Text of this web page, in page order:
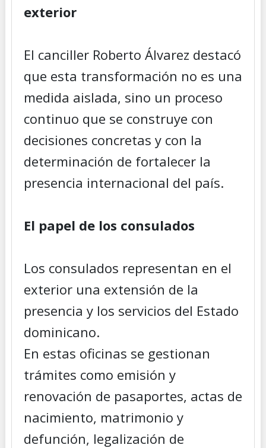
exterior
El canciller Roberto Álvarez destacó
que esta transformación no es una
medida aislada, sino un proceso
continuo que se construye con
decisiones concretas y con la
determinación de fortalecer la
presencia internacional del país.
El papel de los consulados
Los consulados representan en el
exterior una extensión de la
presencia y los servicios del Estado
dominicano.
En estas oficinas se gestionan
trámites como emisión y
renovación de pasaportes, actas de
nacimiento, matrimonio y
defunción, legalización de